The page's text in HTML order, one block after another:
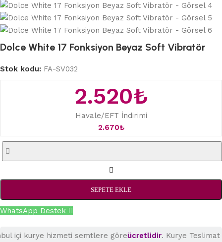
Dolce White 17 Fonksiyon Beyaz Soft Vibratör
Stok kodu: FA-SV032
2.520₺
Havale/EFT İndirimi
2.670₺
SEPETE EKLE
WhatsApp Destek
kurye hizmeti semtlere göreücretlidir. Kurye Teslimat